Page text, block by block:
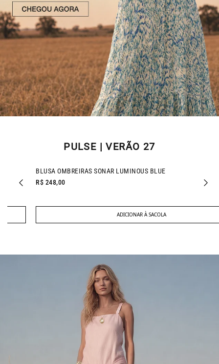
PULSE | VERÃO 27
BLUSA OMBREIRAS SONAR LUMINOUS BLUE
R$ 248,00
ADICIONAR À SACOLA